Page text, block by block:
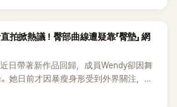
掀熱議！臀部曲線遭疑靠「臀墊」 網
日帶著新作品回歸，成員Wendy卻因舞
她日前才因暴瘦身形受到外界關注，又
墊，如今最新打歌舞台曝光後，再度因